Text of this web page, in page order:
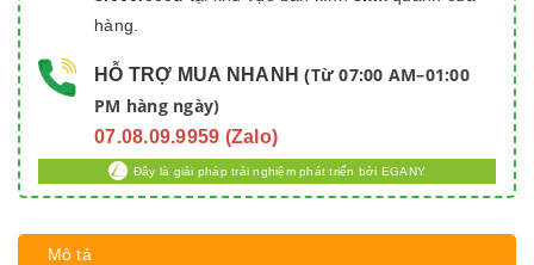
hàng.
HỖ TRỢ MUA NHANH (Từ 07:00 AM–01:00
PM hàng ngày)
07.08.09.9959 (Zalo)
Đây là giải pháp trải nghiệm phát triển bởi EGANY
Mô tả